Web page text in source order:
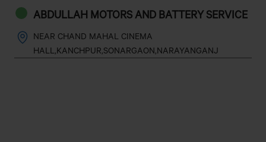
ABDULLAH MOTORS AND BATTERY SERVICE
NEAR CHAND MAHAL CINEMA
HALL,KANCHPUR,SONARGAON,NARAYANGANJ